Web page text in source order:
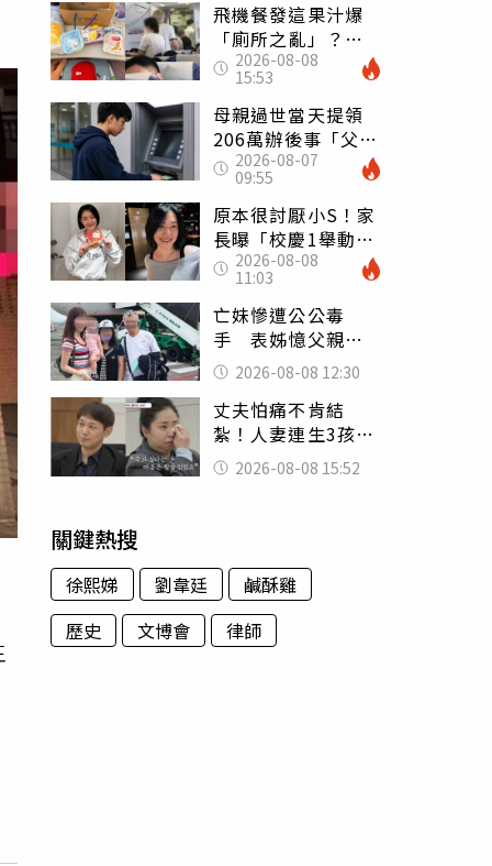
飛機餐發這果汁爆
「廁所之亂」？乘
客崩潰：差點丟大
臉 醫揭3類人別亂
喝
2026-08-08
15:53
母親過世當天提領
206萬辦後事「父子
遭判刑」 律師：
搶錢先下手是罪
2026-08-07
09:55
原本很討厭小S！家
長曝「校慶1舉動」
讓她徹底改觀 網
友洗版認證
2026-08-08
11:03
亡妹慘遭公公毒
手 表姊憶父親節
前夕：小舅舅仍到
殯儀館陪她說話
2026-08-08 12:30
丈夫怕痛不肯結
紮！人妻連生3孩
控遭家暴淚喊：真
的好累
2026-08-08 15:52
關鍵熱搜
徐熙娣 劉韋廷
鹹酥雞
歷史
文博會 律師